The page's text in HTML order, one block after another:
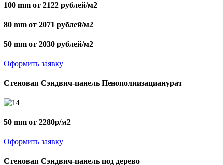
100 mm от 2122 рублей/м2
80 mm от 2071 рублей/м2
50 mm от 2030 рублей/м2
Оформить заявку
Стеновая Сэндвич-панель Пенополиизацианурат
50 mm от 2280р/м2
Оформить заявку
Стеновая Сэндвич-панель под дерево